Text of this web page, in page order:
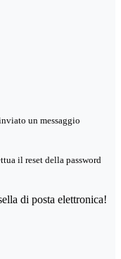
un messaggio
il reset della password
di posta elettronica!